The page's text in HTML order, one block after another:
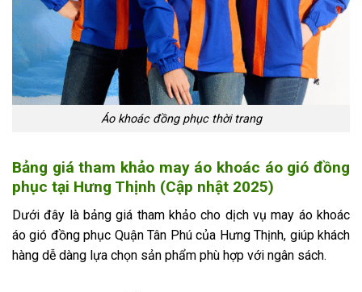
Áo khoác đồng phục thời trang
Bảng giá tham khảo may áo khoác áo gió đồng
phục tại Hưng Thịnh (Cập nhật 2025)
Dưới đây là bảng giá tham khảo cho dịch vụ may áo khoác
áo gió đồng phục Quận Tân Phú của Hưng Thịnh, giúp khách
hàng dễ dàng lựa chọn sản phẩm phù hợp với ngân sách.